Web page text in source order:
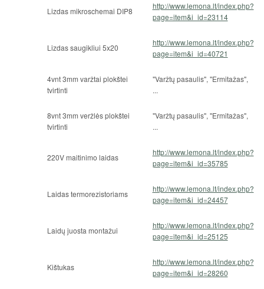
Lizdas mikroschemai DIP8
http://www.lemona.lt/index.php?
page=item&i_id=23114
Lizdas saugikliui 5x20
http://www.lemona.lt/index.php?
page=item&i_id=40721
4vnt 3mm varžtai plokštei
tvirtinti
"Varžtų pasaulis", "Ermitažas",
...
8vnt 3mm veržlės plokštei
tvirtinti
"Varžtų pasaulis", "Ermitažas",
...
220V maitinimo laidas
http://www.lemona.lt/index.php?
page=item&i_id=35785
Laidas termorezistoriams
http://www.lemona.lt/index.php?
page=item&i_id=24457
Laidų juosta montažui
http://www.lemona.lt/index.php?
page=item&i_id=25125
Kištukas
http://www.lemona.lt/index.php?
page=item&i_id=28260